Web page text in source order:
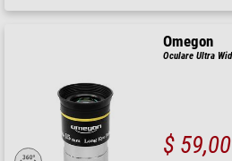
Omegon
Oculare Ultra
$ 59,00